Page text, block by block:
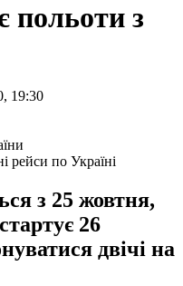
польоти з
19:30
рейси по Україні
з 25 жовтня,
26
двічі на